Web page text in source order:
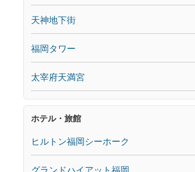
天神地下街
福岡タワー
太宰府天満宮
ホテル・旅館
ヒルトン福岡シーホーク
グランドハイアット福岡